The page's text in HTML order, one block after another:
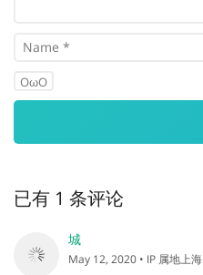
OωO
已有 1 条评论
城
May 12, 2020 • IP 属地上海